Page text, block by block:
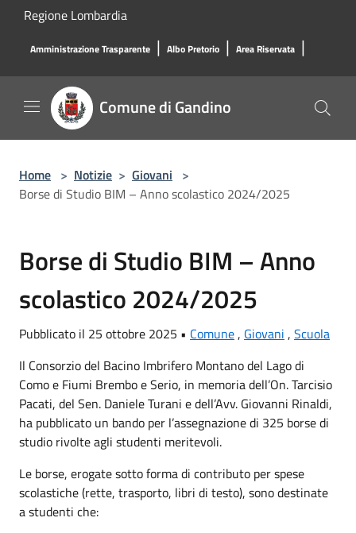
Salta al contenuto principale
Regione Lombardia
Amministrazione Trasparente | Albo Pretorio | Area Riservata |
Comune di Gandino
Home > Notizie > Giovani >
Borse di Studio BIM – Anno scolastico 2024/2025
Borse di Studio BIM – Anno
scolastico 2024/2025
Pubblicato il 25 ottobre 2025 • Comune, Giovani , Scuola
Il Consorzio del Bacino Imbrifero Montano del Lago di
Como e Fiumi Brembo e Serio, in memoria dell’On. Tarcisio
Pacati, del Sen. Daniele Turani e dell’Avv. Giovanni Rinaldi,
ha pubblicato un bando per l’assegnazione di 325 borse di
studio rivolte agli studenti meritevoli.
Le borse, erogate sotto forma di contributo per spese
scolastiche (rette, trasporto, libri di testo), sono destinate
a studenti che: